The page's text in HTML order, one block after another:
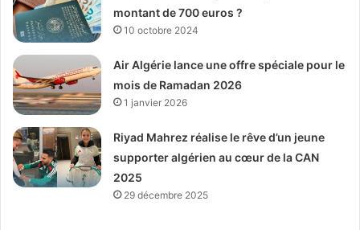
montant de 700 euros ?
10 octobre 2024
Air Algérie lance une offre spéciale pour le
mois de Ramadan 2026
1 janvier 2026
Riyad Mahrez réalise le rêve d’un jeune
supporter algérien au cœur de la CAN
2025
29 décembre 2025